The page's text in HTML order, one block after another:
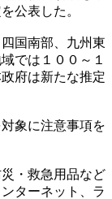
公表した。
国南部、九州東
では１００～１
府は新たな推定
象に注意事項を
・救急用品など
ターネット、ラ